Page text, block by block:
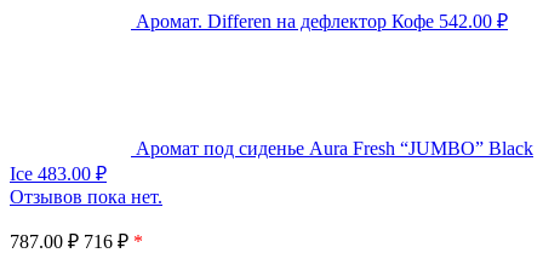
Аромат. Differen на дефлектор Кофе 542.00 ₽
Аромат под сиденье Aura Fresh “JUMBO” Black
Ice 483.00 ₽
Отзывов пока нет.
787.00 ₽ 716 ₽ *